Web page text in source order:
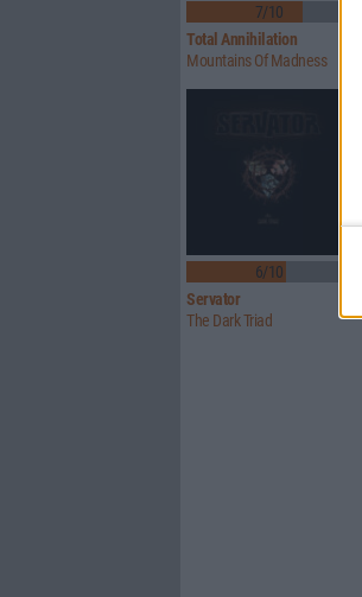
7/10
Total Annihilation
Mountains Of Madness
6/10
Servator
The Dark Triad